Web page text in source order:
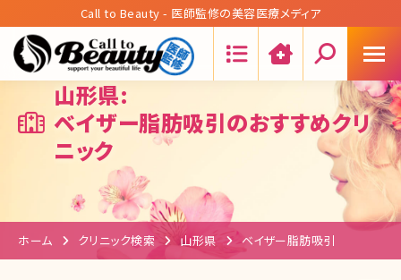
Call to Beauty - 医師監修の美容医療メディア
山形県:
ベイザー脂肪吸引のおすすめクリ
ニック
ホーム クリニック検索 山形県 ベイザー脂肪吸引